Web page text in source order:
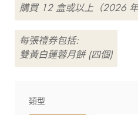
購買 12 盒或以上（2026
每張禮券包括:
雙黃白蓮蓉月餅 (四個)
類型